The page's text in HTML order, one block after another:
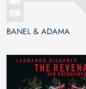
BANEL & ADAMA